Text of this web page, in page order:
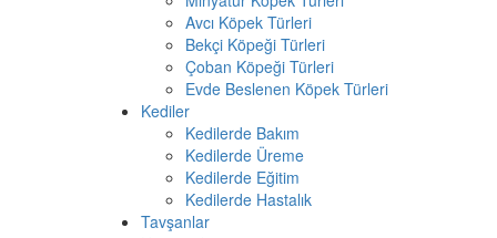
Avcı Köpek Türleri
Bekçi Köpeği Türleri
Çoban Köpeği Türleri
Evde Beslenen Köpek Türleri
Kediler
Kedilerde Bakım
Kedilerde Üreme
Kedilerde Eğitim
Kedilerde Hastalık
Tavşanlar